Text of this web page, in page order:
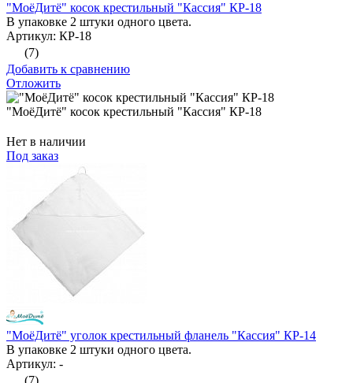
"МоёДитё" косок крестильный "Кассия" КР-18
В упаковке 2 штуки одного цвета.
Артикул: КР-18
(7)
Добавить к сравнению
Отложить
"МоёДитё" косок крестильный "Кассия" КР-18
Нет в наличии
Под заказ
"МоёДитё" уголок крестильный фланель "Кассия" КР-14
В упаковке 2 штуки одного цвета.
Артикул: -